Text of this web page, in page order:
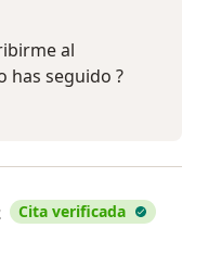
al
has seguido ?
Cita verificada